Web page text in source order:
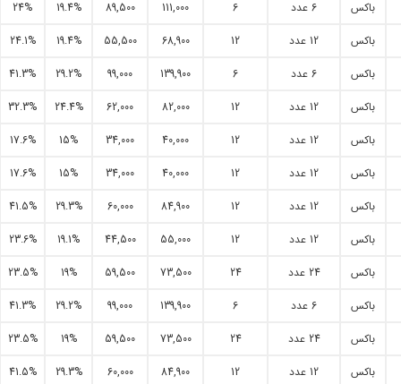
باکس
6 عدد 6
111,000
89,500
19.4%
24%
باکس
12 عدد 12
68,900
55,500
19.4%
24.1%
باکس
6 عدد 6
139,900
99,000
29.2%
41.3%
باکس
12 عدد 12
82,000
62,000
24.4%
32.3%
باکس
12 عدد 12
40,000
34,000
15%
17.6%
باکس
12 عدد 12
40,000
34,000
15%
17.6%
باکس
12 عدد 12
84,900
60,000
29.3%
41.5%
باکس
12 عدد 12
55,000
44,500
19.1%
23.6%
باکس
24 عدد 24
73,500
59,500
19%
23.5%
باکس
6 عدد 6
139,900
99,000
29.2%
41.3%
باکس
24 عدد 24
73,500
59,500
19%
23.5%
باکس
12 عدد 12
84,900
60,000
29.3%
41.5%